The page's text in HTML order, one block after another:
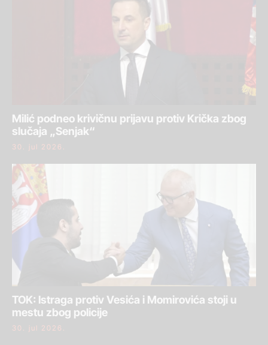
Milić podneo krivičnu prijavu protiv Krička zbog
slučaja „Senjak“
30. jul 2026.
TOK: Istraga protiv Vesića i Momirovića stoji u
mestu zbog policije
30. jul 2026.